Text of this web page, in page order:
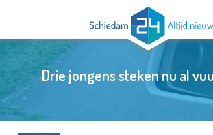
Drie jongens steken nu al